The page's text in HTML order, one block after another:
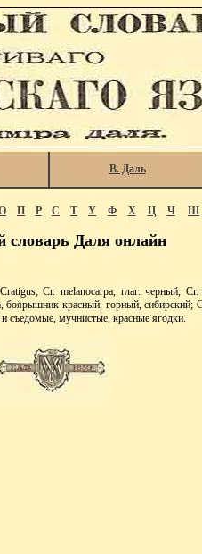
В. Даль
П Р С Т У Ф Х Ц Ч Ш
словарь Даля онлайн
Cr. melanocarpa, глаг. черный,
боярышник красный, горный, сибирский;
съедомые, мучнистые, красные ягодки.